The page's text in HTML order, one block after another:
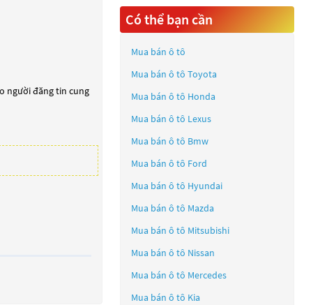
người đăng tin cung
Có thể bạn cần
Mua bán ô tô
Mua bán ô tô Toyota
Mua bán ô tô Honda
Mua bán ô tô Lexus
Mua bán ô tô Bmw
Mua bán ô tô Ford
Mua bán ô tô Hyundai
Mua bán ô tô Mazda
Mua bán ô tô Mitsubishi
Mua bán ô tô Nissan
Mua bán ô tô Mercedes
Mua bán ô tô Kia